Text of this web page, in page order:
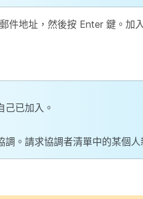
件地址，然後按 Enter 鍵。加
己已加入。
。請求協調者清單中的某個人